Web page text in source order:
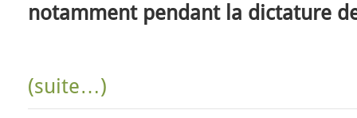
notamment pendant la dictature
(suite…)